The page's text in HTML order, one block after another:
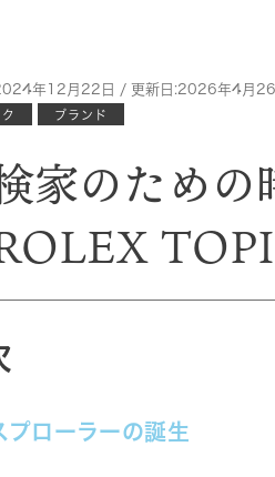
年12月22日 / 更新日:2026年4月26
ブランド
家のため
プローラーの誕生